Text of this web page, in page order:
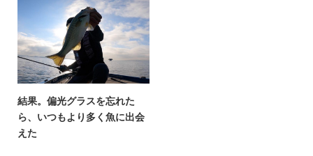
結果。偏光グラスを忘れた
ら、いつもより多く魚に出会
えた